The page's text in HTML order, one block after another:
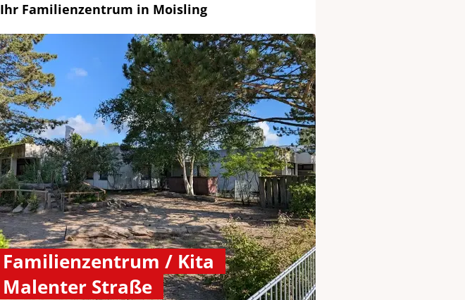
Ihr Familienzentrum in Moisling
Familienzentrum / Kita
Malenter Straße